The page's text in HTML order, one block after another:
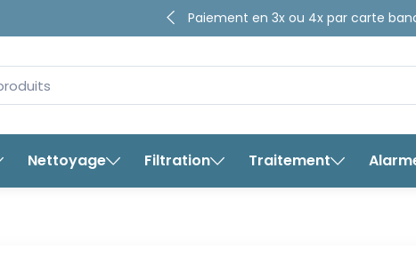
Paiement en 3x ou 4x par carte
bancaire
4.65/5sur plus de8280 avis
Nettoyage Filtration Traitement